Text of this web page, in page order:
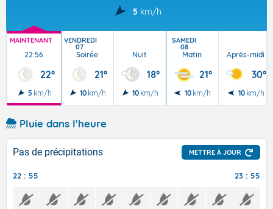
5 km/h
MAINTENANT
22:56
22°
5 km/h
VENDREDI
07
Soirée
21°
10 km/h
Nuit
18°
10 km/h
SAMEDI
08
Matin
21°
10 km/h
Après-midi
30°
10 km/h
Pluie dans l'heure
Pas de précipitations METTRE À JOUR
22 : 55 23 : 55